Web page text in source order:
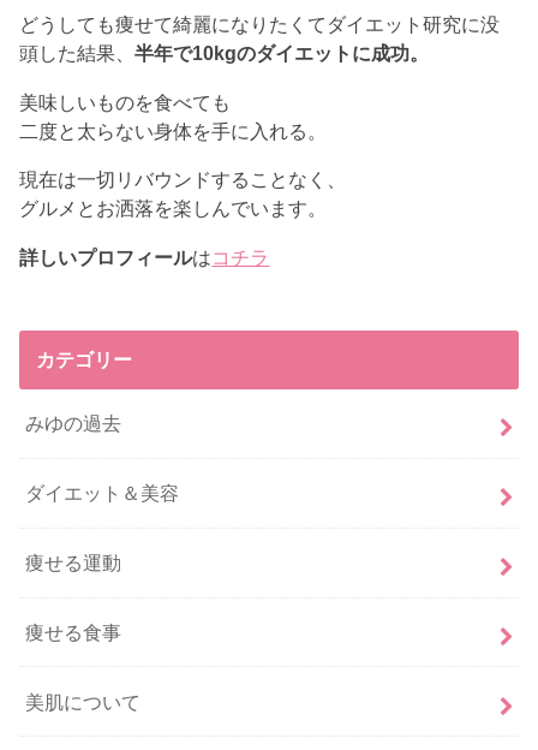
どうしても痩せて綺麗になりたくてダイエット研究に没
頭した結果、半年で10kgのダイエットに成功。
美味しいものを食べても
二度と太らない身体を手に入れる。
現在は一切リバウンドすることなく、
グルメとお洒落を楽しんでいます。
詳しいプロフィールはコチラ
カテゴリー
みゆの過去
ダイエット＆美容
痩せる運動
痩せる食事
美肌について